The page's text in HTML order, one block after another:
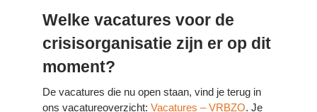
Welke vacatures voor de
crisisorganisatie zijn er op dit
moment?
De vacatures die nu open staan, vind je terug in
ons vacatureoverzicht: Vacatures – VRBZO. Je